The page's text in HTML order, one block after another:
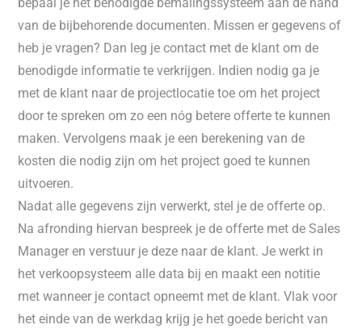
van de bijbehorende documenten. Missen er gegevens of
heb je vragen? Dan leg je contact met de klant om de
benodigde informatie te verkrijgen. Indien nodig ga je
met de klant naar de projectlocatie toe om het project
door te spreken om zo een nóg betere offerte te kunnen
maken. Vervolgens maak je een berekening van de
kosten die nodig zijn om het project goed te kunnen
uitvoeren.
Nadat alle gegevens zijn verwerkt, stel je de offerte op.
Na afronding hiervan bespreek je de offerte met de Sales
Manager en verstuur je deze naar de klant. Je werkt in
het verkoopsysteem alle data bij en maakt een notitie
met wanneer je contact opneemt met de klant. Vlak voor
het einde van de werkdag krijg je het goede bericht van